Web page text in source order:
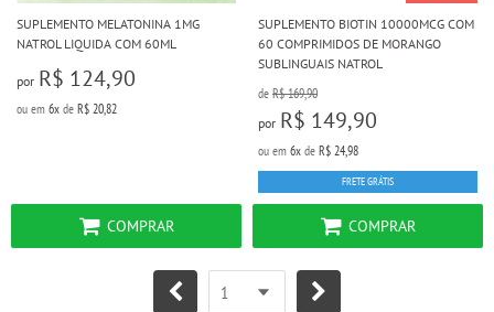
SUPLEMENTO MELATONINA 1MG
NATROL LIQUIDA COM 60ML
por R$ 124,90
ou em 6x de R$ 20,82
COMPRAR
SUPLEMENTO BIOTIN 10000MCG COM
60 COMPRIMIDOS DE MORANGO
SUBLINGUAIS NATROL
de R$ 169,90
por R$ 149,90
ou em 6x de R$ 24,98
FRETE GRÁTIS
COMPRAR